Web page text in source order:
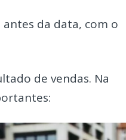
antes da data, com o
de vendas. Na